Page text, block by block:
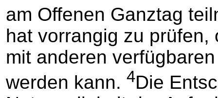
am Offenen Ganztag
hat vorrangig zu
mit anderen
werden kann. 4Die